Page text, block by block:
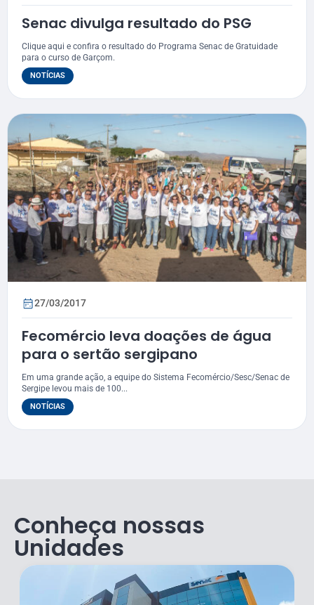
Senac divulga resultado do PSG
Clique aqui e confira o resultado do Programa Senac de Gratuidade
para o curso de Garçom.
NOTÍCIAS
27/03/2017
Fecomércio leva doações de água
para o sertão sergipano
Em uma grande ação, a equipe do Sistema Fecomércio/Sesc/Senac de
Sergipe levou mais de 100...
NOTÍCIAS
Conheça nossas
Unidades